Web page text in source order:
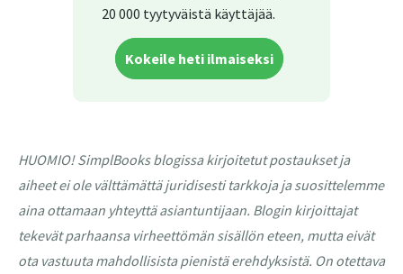
20 000 tyytyväistä käyttäjää.
Kokeile heti ilmaiseksi
HUOMIO! SimplBooks blogissa kirjoitetut postaukset ja
aiheet ei ole välttämättä juridisesti tarkkoja ja suosittelemme
aina ottamaan yhteyttä asiantuntijaan. Blogin kirjoittajat
tekevät parhaansa virheettömän sisällön eteen, mutta eivät
ota vastuuta mahdollisista pienistä erehdyksistä. On otettava